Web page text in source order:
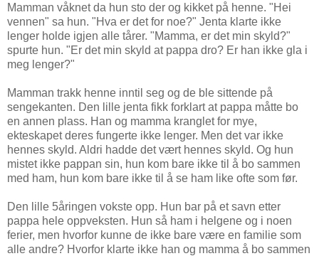
Mamman våknet da hun sto der og kikket på henne. "Hei
vennen" sa hun. "Hva er det for noe?" Jenta klarte ikke
lenger holde igjen alle tårer. "Mamma, er det min skyld?"
spurte hun. "Er det min skyld at pappa dro? Er han ikke gla i
meg lenger?"
Mamman trakk henne inntil seg og de ble sittende på
sengekanten. Den lille jenta fikk forklart at pappa måtte bo
en annen plass. Han og mamma kranglet for mye,
ekteskapet deres fungerte ikke lenger. Men det var ikke
hennes skyld. Aldri hadde det vært hennes skyld. Og hun
mistet ikke pappan sin, hun kom bare ikke til å bo sammen
med ham, hun kom bare ikke til å se ham like ofte som før.
Den lille 5åringen vokste opp. Hun bar på et savn etter
pappa hele oppveksten. Hun så ham i helgene og i noen
ferier, men hvorfor kunne de ikke bare være en familie som
alle andre? Hvorfor klarte ikke han og mamma å bo sammen